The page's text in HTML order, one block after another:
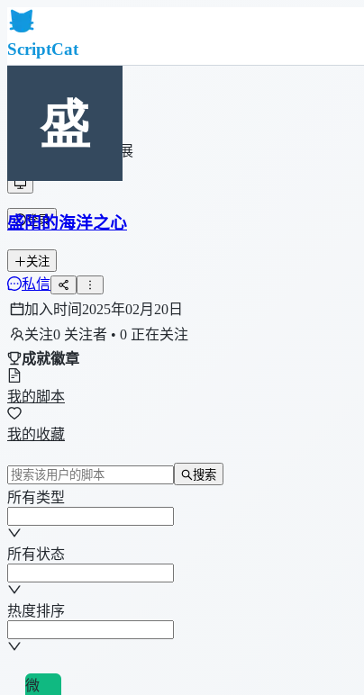
ScriptCat
社区
脚本列表
浏览器扩展
登录
盛阳的海洋之心
关注
私信
加入时间2025年02月20日
关注0 关注者 • 0 正在关注
成就徽章
我的脚本
我的收藏
搜索
所有类型
所有状态
热度排序
微